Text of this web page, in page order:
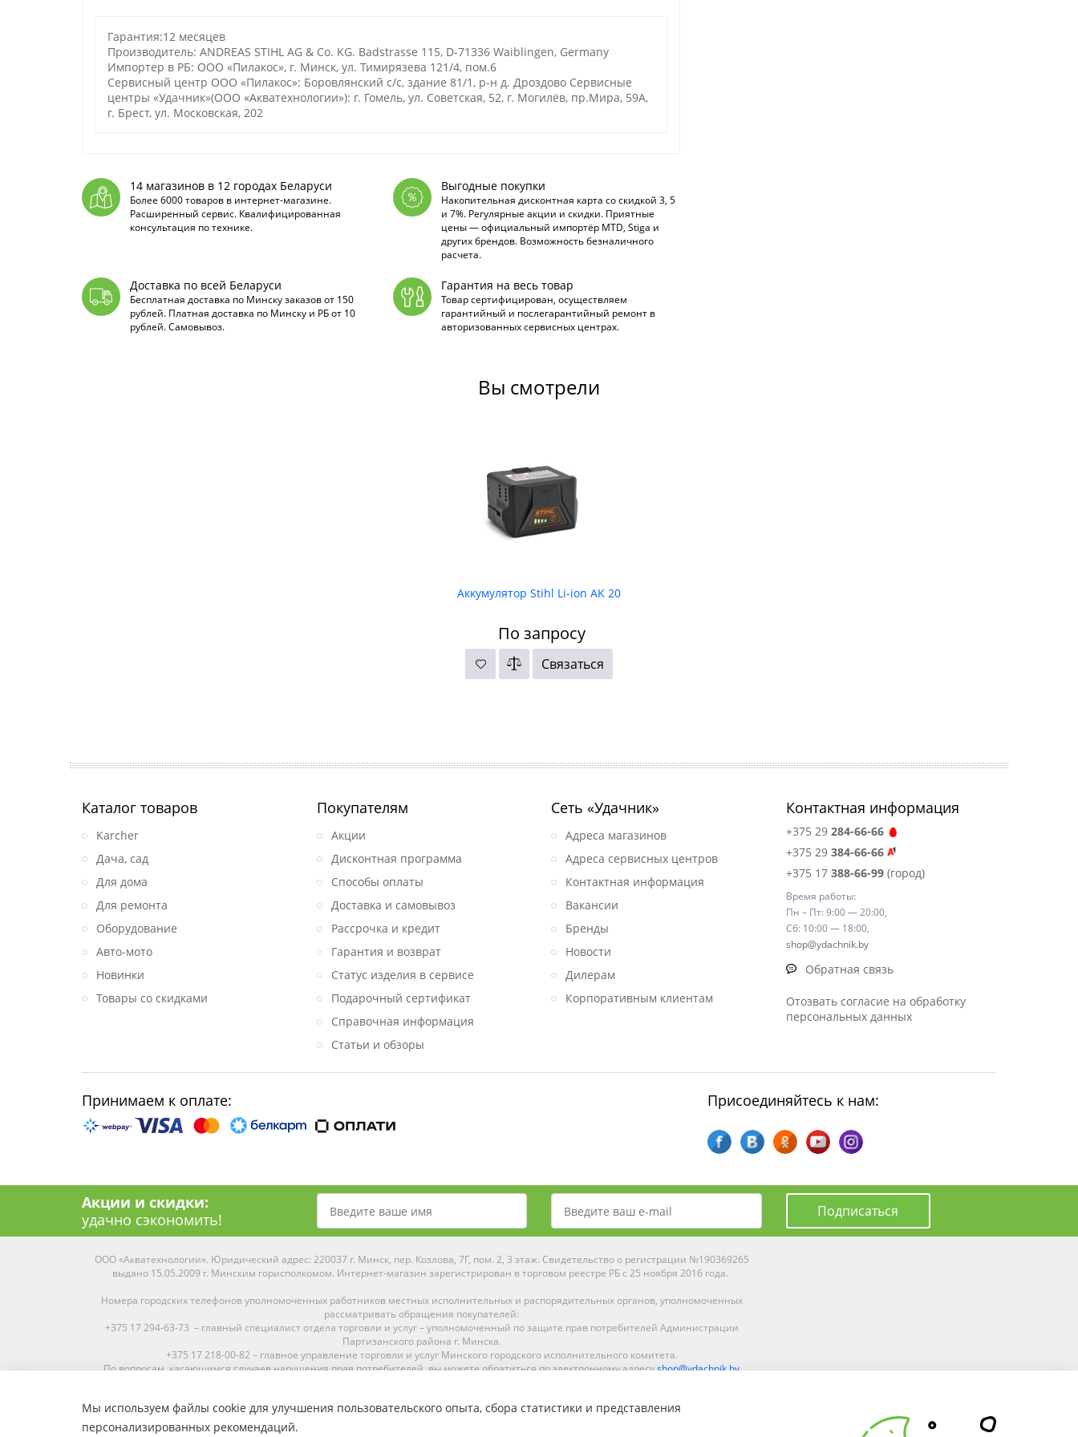
Гарантия:12 месяцев
Производитель: ANDREAS STIHL AG & Co. KG. Badstrasse 115, D-71336 Waiblingen, Germany
Импортер в РБ: ООО «Пилакос», г. Минск, ул. Тимирязева 121/4, пом.6
Сервисный центр ООО «Пилакос»: Боровлянский с/с, здание 81/1, р-н д. Дроздово Сервисные
центры «Удачник»(ООО «Акватехнологии»): г. Гомель, ул. Советская, 52, г. Могилёв, пр.Мира, 59А,
г. Брест, ул. Московская, 202
14 магазинов в 12 городах Беларуси
Более 6000 товаров в интернет-магазине.
Расширенный сервис. Квалифицированная
консультация по технике.
Выгодные покупки
Накопительная дисконтная карта со скидкой 3, 5
и 7%. Регулярные акции и скидки. Приятные
цены — официальный импортёр MTD, Stiga и
других брендов. Возможность безналичного
расчета.
Доставка по всей Беларуси
Бесплатная доставка по Минску заказов от 150
рублей. Платная доставка по Минску и РБ от 10
рублей. Самовывоз.
Гарантия на весь товар
Товар сертифицирован, осуществляем
гарантийный и послегарантийный ремонт в
авторизованных сервисных центрах.
Вы смотрели
Аккумулятор Stihl Li-ion AK 20
По запросу
Связаться
Каталог товаров
Karcher
Дача, сад
Для дома
Для ремонта
Оборудование
Авто-мото
Новинки
Товары со скидками
Покупателям
Акции
Дисконтная программа
Способы оплаты
Доставка и самовывоз
Рассрочка и кредит
Гарантия и возврат
Статус изделия в сервисе
Подарочный сертификат
Справочная информация
Статьи и обзоры
Сеть «Удачник»
Адреса магазинов
Адреса сервисных центров
Контактная информация
Вакансии
Бренды
Новости
Дилерам
Корпоративным клиентам
Контактная информация
+375 29 284-66-66
+375 29 384-66-66
+375 17 388-66-99(город)
Время работы:
Пн – Пт: 9:00 — 20:00,
Сб: 10:00 — 18:00,
shop@ydachnik.by
Обратная связь
Отозвать согласие на обработку
персональных данных
Принимаем к оплате: Присоединяйтесь к нам:
Акции и скидки:
удачно сэкономить!
Подписаться
ООО «Акватехнологии». Юридический адрес: 220037 г. Минск, пер. Козлова, 7Г, пом. 2, 3 этаж. Свидетельство о регистрации №190369265
выдано 15.05.2009 г. Минским горисполкомом. Интернет-магазин зарегистрирован в торговом реестре РБ с 25 ноября 2016 года.
Номера городских телефонов уполномоченных работников местных исполнительных и распорядительных органов, уполномоченных
рассматривать обращения покупателей:
+375 17 294-63-73 – главный специалист отдела торговли и услуг – уполномоченный по защите прав потребителей Администрации
Партизанского района г. Минска.
+375 17 218-00-82 – главное управление торговли и услуг Минского городского исполнительного комитета.
По вопросам, касающимся случаев нарушения прав потребителей, вы можете обратиться по электронному адресуshop@ydachnik.by
Средняя оценка:4.9 из5на основании голосования10наших покупателей
Мы используем файлы cookie для улучшения пользовательского опыта, сбора статистики и представления
персонализированных рекомендаций.